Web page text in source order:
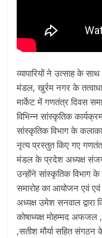
व्यापारियों ने उत्साह के
मंडल, खुर्रम नगर के
मार्केट में गणतंत्र दिवस
विभिन्न सांस्कृतिक
सांस्कृतिक विभाग के
नृत्य प्रस्तुत किए गए
मंडल के प्रदेश अध्यक्ष
उन्होंने सांस्कृतिक विभाग
समारोह का आयोजन एवं
अध्यक्ष उमेश सनवाल
कोषाध्यक्ष मोहम्मद अफजल
,सतीश मौर्या सहित संगठन